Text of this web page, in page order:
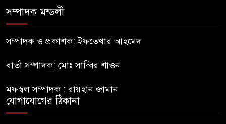
কিশোর
ভারত থেকে আসছে ২ দশমিক ৩
মেট্রিক টন টিয়ার শেল
সম্পাদক মন্ডলী
সম্পাদক ও প্রকাশক: ইফতেখার আহমেদ
বার্তা সম্পাদক: মোঃ সাব্বির শাওন
মফস্বল সম্পাদক : রায়হান জামান
যোগাযোগের ঠিকানা